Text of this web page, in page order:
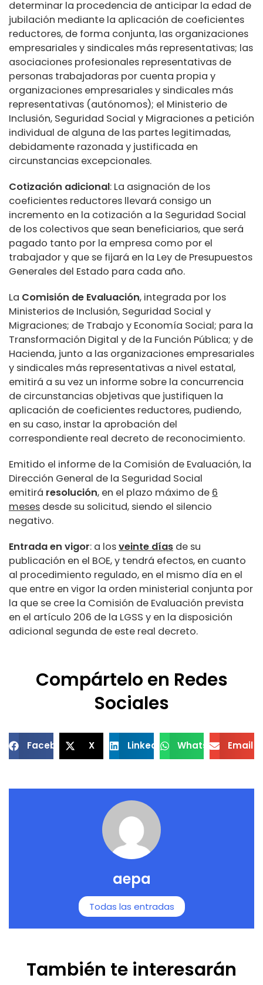
determinar la procedencia de anticipar la edad de
jubilación mediante la aplicación de coeficientes
reductores, de forma conjunta, las organizaciones
empresariales y sindicales más representativas; las
asociaciones profesionales representativas de
personas trabajadoras por cuenta propia y
organizaciones empresariales y sindicales más
representativas (autónomos); el Ministerio de
Inclusión, Seguridad Social y Migraciones a petición
individual de alguna de las partes legitimadas,
debidamente razonada y justificada en
circunstancias excepcionales.
Cotización adicional: La asignación de los
coeficientes reductores llevará consigo un
incremento en la cotización a la Seguridad Social
de los colectivos que sean beneficiarios, que será
pagado tanto por la empresa como por el
trabajador y que se fijará en la Ley de Presupuestos
Generales del Estado para cada año.
La Comisión de Evaluación, integrada por los
Ministerios de Inclusión, Seguridad Social y
Migraciones; de Trabajo y Economía Social; para la
Transformación Digital y de la Función Pública; y de
Hacienda, junto a las organizaciones empresariales
y sindicales más representativas a nivel estatal,
emitirá a su vez un informe sobre la concurrencia
de circunstancias objetivas que justifiquen la
aplicación de coeficientes reductores, pudiendo,
en su caso, instar la aprobación del
correspondiente real decreto de reconocimiento.
Emitido el informe de la Comisión de Evaluación, la
Dirección General de la Seguridad Social
emitirá resolución, en el plazo máximo de 6
meses desde su solicitud, siendo el silencio
negativo.
Entrada en vigor: a losveinte días de su
publicación en el BOE, y tendrá efectos, en cuanto
al procedimiento regulado, en el mismo día en el
que entre en vigor la orden ministerial conjunta por
la que se cree la Comisión de Evaluación prevista
en el artículo 206 de la LGSS y en la disposición
adicional segunda de este real decreto.
Compártelo en Redes
Sociales
Facebook X LinkedIn WhatsApp Email
aepa
Todas las entradas
También te interesarán